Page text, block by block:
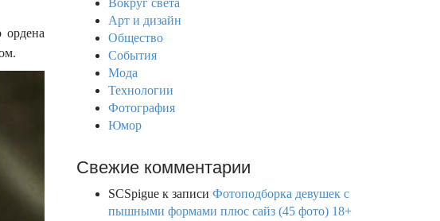
ордена
Вокруг света
Арт и дизайн
Общество
События
Мода
Технологии
Фотография
Юмор
Свежие комментарии
SCSpigue к записи Фотоподборка девушек с
пышными формами плюс сайз (45 фото) 18+